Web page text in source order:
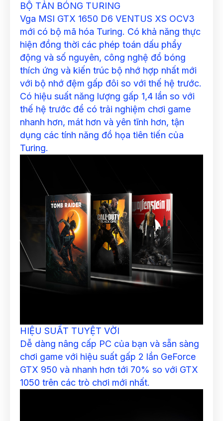
BỘ TẢN BÓNG TURING
Vga MSI GTX 1650 D6 VENTUS XS OCV3
mới có bộ mã hóa Turing. Có khả năng thực
hiện đồng thời các phép toán dấu phẩy
động và số nguyên, công nghệ đổ bóng
thích ứng và kiến ​​trúc bộ nhớ hợp nhất mới
với bộ nhớ đệm gấp đôi so với thế hệ trước.
Có hiệu suất năng lượng gấp 1,4 lần so với
thế hệ trước để có trải nghiệm chơi game
nhanh hơn, mát hơn và yên tĩnh hơn, tận
dụng các tính năng đồ họa tiên tiến của
Turing.
HIỆU SUẤT TUYỆT VỜI
Dễ dàng nâng cấp PC của bạn và sẵn sàng
chơi game với hiệu suất gấp 2 lần GeForce
GTX 950 và nhanh hơn tới 70% so với GTX
1050 trên các trò chơi mới nhất.